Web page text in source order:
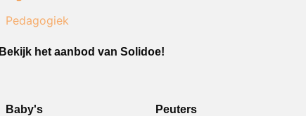
Pedagogiek
Bekijk het aanbod van Solidoe!
Baby's
Peuters